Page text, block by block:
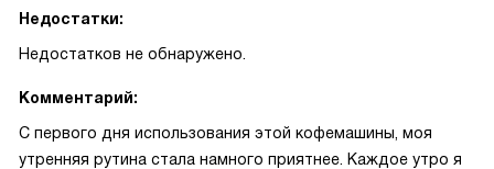
Недостатки:
Недостатков не обнаружено.
Комментарий:
С первого дня использования этой кофемашины, моя
утренняя рутина стала намного приятнее. Каждое утро я